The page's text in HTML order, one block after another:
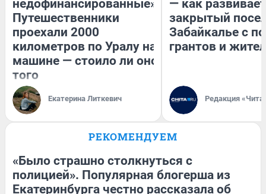
недофинансированные».
Путешественники
проехали 2000
километров по Уралу на
машине — стоило ли оно
того
Екатерина Литкевич
— как
закрытый
Забайкалье с
грантов и
Редакция
РЕКОМЕНДУЕМ
«Было страшно столкнуться с
полицией». Популярная блогерша из
Екатеринбурга честно рассказала об